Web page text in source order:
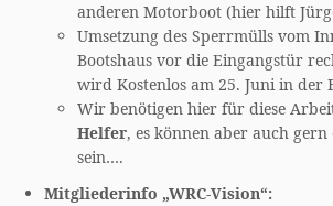
anderen Motorboot (hier hilft
Umsetzung des Sperrmülls vom
Bootshaus vor die Eingangstür
wird Kostenlos am 25. Juni in der
Wir benötigen hier für diese
Helfer, es können aber auch
sein….
Mitgliederinfo „WRC-Vision“: